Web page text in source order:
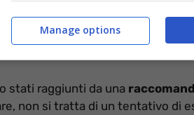
le sue radici in un’inchiesta
500€ a centinaia
stati raggiunti da una
non si tratta di un tentativo di
Manage options